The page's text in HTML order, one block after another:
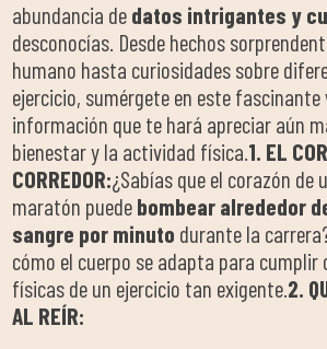
abundancia de datos intrigantes y
desconocías. Desde hechos
humano hasta curiosidades sobre
ejercicio, sumérgete en este fascinante
información que te hará apreciar aún
bienestar y la actividad física. 1. EL
CORREDOR:¿Sabías que el corazón de
maratón puede bombear alrededor
sangre por minuto durante la
cómo el cuerpo se adapta para cumplir
físicas de un ejercicio tan exigente. 2.
AL REÍR: